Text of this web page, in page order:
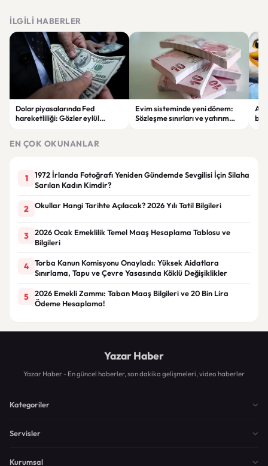
İLGILI HABERLER
Dolar piyasalarında Fed
hareketliliği: Gözler eylül
Evim sisteminde yeni dönem:
Sözleşme sınırları ve yatırım
EN ÇOK OKUNANLAR
1
1972 İrlanda Fotoğrafı Yeniden Gündemde Sevgilisi İçin Silaha
Sarılan Kadın Kimdir?
2 Okullar Hangi Tarihte Açılacak? 2026 Yılı Tatil Bilgileri
3
2026 Ocak Emeklilik Temel Maaş Hesaplama Tablosu ve
Bilgileri
4
Torba Kanun Komisyonu Onayladı: Yüksek Aidatlara
Sınırlama, Tapu ve Çevre Yasasında Köklü Değişiklikler
5
2026 Emekli Zammı: Taban Maaş Bilgileri ve 20 Bin Lira
Ödeme Hesaplama!
Yazar Haber
Yazar Haber - En güncel haberler, son dakika gelişmeleri, video haberler
Kategoriler
Servisler
Kurumsal